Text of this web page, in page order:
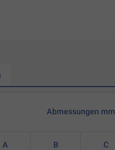
Abmessungen mm
A B C